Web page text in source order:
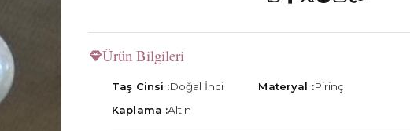
Ürün Bilgileri
Taş Cinsi :Doğal İnci
Kaplama :Altın
Materyal :Pirinç